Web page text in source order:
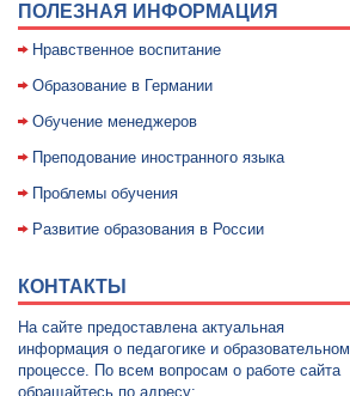
ПОЛЕЗНАЯ ИНФОРМАЦИЯ
Нравственное воспитание
Образование в Германии
Обучение менеджеров
Преподование иностранного языка
Проблемы обучения
Развитие образования в России
КОНТАКТЫ
На сайте предоставлена актуальная
информация о педагогике и образовательном
процессе. По всем вопросам о работе сайта
обращайтесь по адресу: